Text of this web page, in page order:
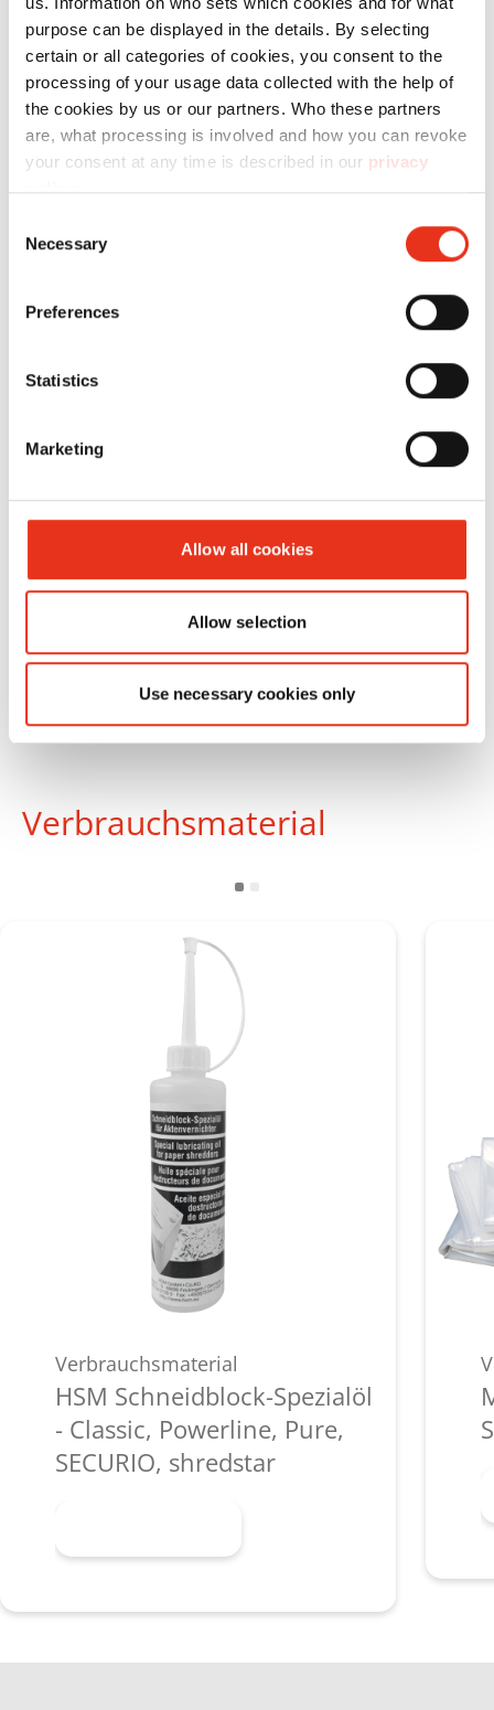
purpose can be displayed in the details. By selecting
certain or all categories of cookies, you consent to the
processing of your usage data collected with the help of
the cookies by us or our partners. Who these partners
are, what processing is involved and how you can revoke
your consent at any time is described in our privacy
policy.
Selection
Necessary
Preferences
Statistics
Marketing
Allow all cookies
Allow selection
Use necessary cookies only
Öler
HSM Pure
1,9 x 15
Externer
Öler
4026631072113
Verbrauchsmaterial
Verbrauchsmaterial
HSM Schneidblock-Spezialöl
- Classic, Powerline, Pure,
SECURIO, shredstar